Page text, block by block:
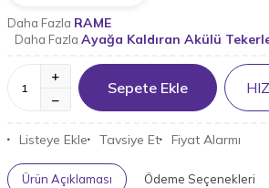
Daha Fazla RAME
Daha Fazla Ayağa Kaldıran Akülü
Sepete Ekle
Listeye Ekle Tavsiye Et Fiyat Alarmı
Ürün Açıklaması Ödeme Seçenekleri